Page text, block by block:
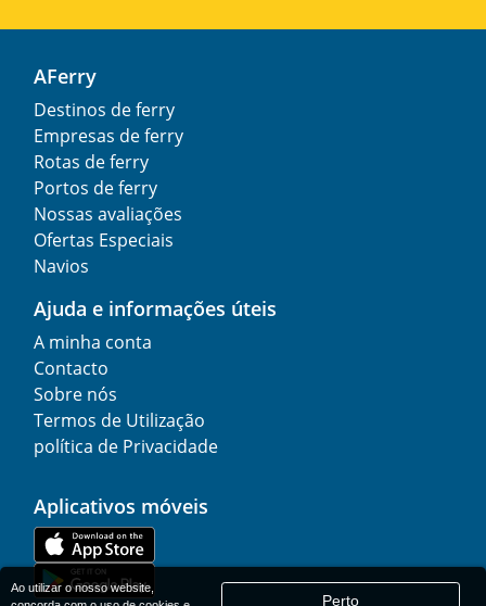
AFerry
Destinos de ferry
Empresas de ferry
Rotas de ferry
Portos de ferry
Nossas avaliações
Ofertas Especiais
Navios
Ajuda e informações úteis
A minha conta
Contacto
Sobre nós
Termos de Utilização
política de Privacidade
Aplicativos móveis
Ao utilizar o nosso website,
Perto